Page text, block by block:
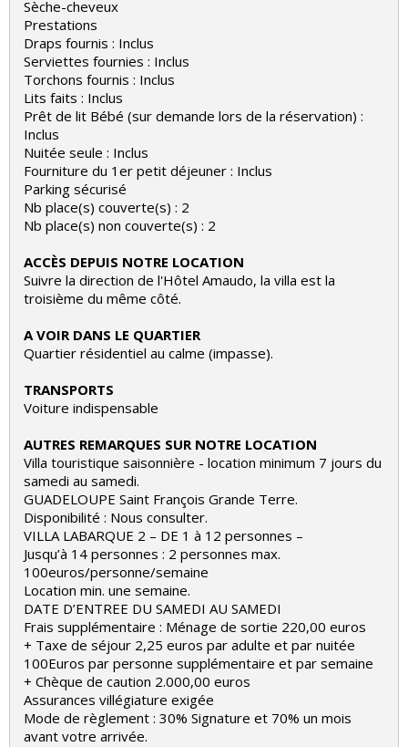
Sèche-cheveux
Prestations
Draps fournis : Inclus
Serviettes fournies : Inclus
Torchons fournis : Inclus
Lits faits : Inclus
Prêt de lit Bébé (sur demande lors de la réservation) :
Inclus
Nuitée seule : Inclus
Fourniture du 1er petit déjeuner : Inclus
Parking sécurisé
Nb place(s) couverte(s) : 2
Nb place(s) non couverte(s) : 2
ACCÈS DEPUIS NOTRE LOCATION
Suivre la direction de l'Hôtel Amaudo, la villa est la
troisième du même côté.
A VOIR DANS LE QUARTIER
Quartier résidentiel au calme (impasse).
TRANSPORTS
Voiture indispensable
AUTRES REMARQUES SUR NOTRE LOCATION
Villa touristique saisonnière - location minimum 7 jours du
samedi au samedi.
GUADELOUPE Saint François Grande Terre.
Disponibilité : Nous consulter.
VILLA LABARQUE 2 – DE 1 à 12 personnes –
Jusqu’à 14 personnes : 2 personnes max.
100euros/personne/semaine
Location min. une semaine.
DATE D’ENTREE DU SAMEDI AU SAMEDI
Frais supplémentaire : Ménage de sortie 220,00 euros
+ Taxe de séjour 2,25 euros par adulte et par nuitée
100Euros par personne supplémentaire et par semaine
+ Chèque de caution 2.000,00 euros
Assurances villégiature exigée
Mode de règlement : 30% Signature et 70% un mois
avant votre arrivée.